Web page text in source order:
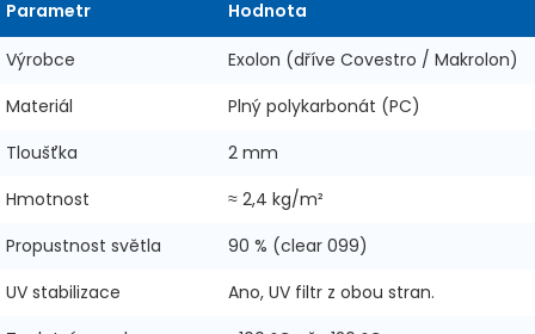
Parametr Hodnota
Výrobce
Exolon (dříve Covestro / Makrolon)
Materiál
Plný polykarbonát (PC)
Tloušťka
2 mm
Hmotnost
≈ 2,4 kg/m²
Propustnost světla
90 % (clear 099)
UV stabilizace
Ano, UV filtr z obou stran.